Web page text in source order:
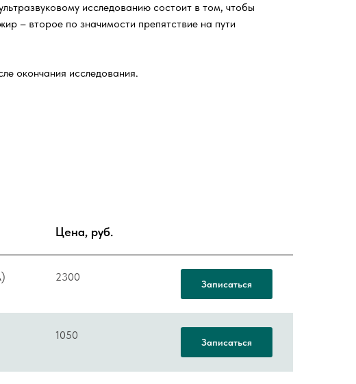
исследованию состоит в том, чтобы
– второе по значимости препятствие на пути
окончания исследования.
Цена, руб.
2300
Записаться
1050
Записаться